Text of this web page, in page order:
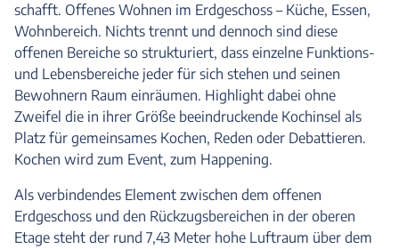
schafft. Offenes Wohnen im Erdgeschoss – Küche, Essen,
Wohnbereich. Nichts trennt und dennoch sind diese
offenen Bereiche so strukturiert, dass einzelne Funktions-
und Lebensbereiche jeder für sich stehen und seinen
Bewohnern Raum einräumen. Highlight dabei ohne
Zweifel die in ihrer Größe beeindruckende Kochinsel als
Platz für gemeinsames Kochen, Reden oder Debattieren.
Kochen wird zum Event, zum Happening.
Als verbindendes Element zwischen dem offenen
Erdgeschoss und den Rückzugsbereichen in der oberen
Etage steht der rund 7,43 Meter hohe Luftraum über dem